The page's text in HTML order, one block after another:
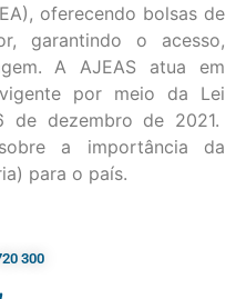
oferecendo bolsas de
garantindo o acesso,
A AJEAS atua em
por meio da Lei
de dezembro de 2021.
a importância da
para o país.
300